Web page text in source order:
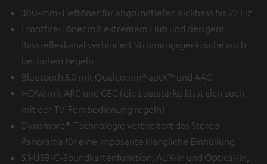
300-mm-Tieftöner für abgrundtiefen Kickbass bis 22 Hz
Frontfire-Töner mit extremem Hub und riesigem
Bassreflexkanal verhindert Strömungsgeräusche auch
bei hohen Pegeln
Bluetooth 5.0 mit Qualcomm® aptX™ und AAC
HDMI mit ARC und CEC (die Lautstärke lässt sich auch
mit der TV-Fernbedienung regeln)
Dynamore®-Technologie verbreitert das Stereo-
Panorama für eine imposante klangliche Einhüllung
5.1-USB-C-Soundkartenfunktion, AUX-In und Optical-In,